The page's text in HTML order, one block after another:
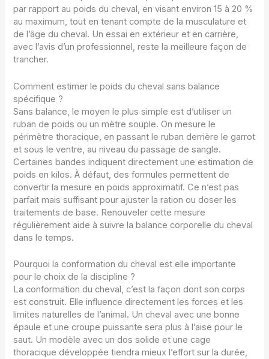
par rapport au poids du cheval, en visant environ 15 à 20 %
au maximum, tout en tenant compte de la musculature et
de l’âge du cheval. Un essai en extérieur et en carrière,
avec l’avis d’un professionnel, reste la meilleure façon de
trancher.
Comment estimer le poids du cheval sans balance
spécifique ?
Sans balance, le moyen le plus simple est d’utiliser un
ruban de poids ou un mètre souple. On mesure le
périmètre thoracique, en passant le ruban derrière le garrot
et sous le ventre, au niveau du passage de sangle.
Certaines bandes indiquent directement une estimation de
poids en kilos. À défaut, des formules permettent de
convertir la mesure en poids approximatif. Ce n’est pas
parfait mais suffisant pour ajuster la ration ou doser les
traitements de base. Renouveler cette mesure
régulièrement aide à suivre la balance corporelle du cheval
dans le temps.
Pourquoi la conformation du cheval est elle importante
pour le choix de la discipline ?
La conformation du cheval, c’est la façon dont son corps
est construit. Elle influence directement les forces et les
limites naturelles de l’animal. Un cheval avec une bonne
épaule et une croupe puissante sera plus à l’aise pour le
saut. Un modèle avec un dos solide et une cage
thoracique développée tiendra mieux l’effort sur la durée,